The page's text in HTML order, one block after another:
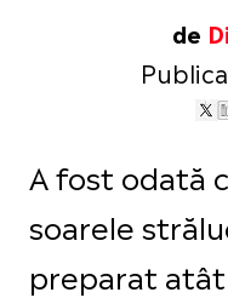
de
A fost odată
soarele
preparat